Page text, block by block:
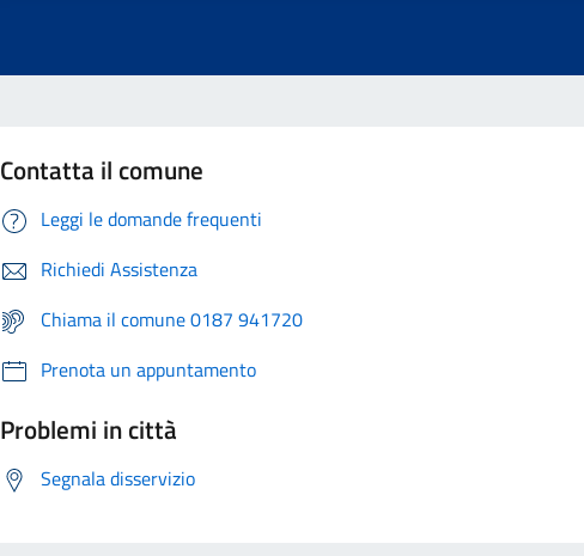
Contatta il comune
Leggi le domande frequenti
Richiedi Assistenza
Chiama il comune 0187 941720
Prenota un appuntamento
Problemi in città
Segnala disservizio